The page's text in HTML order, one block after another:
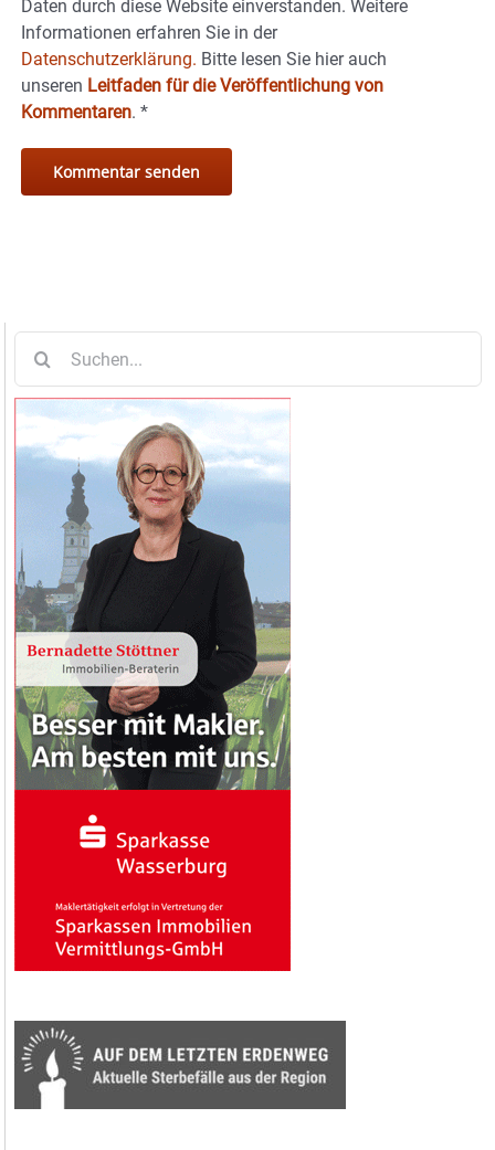
Daten durch diese Website einverstanden. Weitere
Informationen erfahren Sie in der
Datenschutzerklärung. Bitte lesen Sie hier auch
unseren Leitfaden für die Veröffentlichung von
Kommentaren. *
nach: